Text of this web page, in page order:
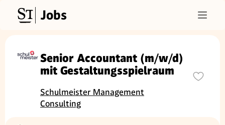
Jobs
Senior Accountant (m/w/d)
mit Gestaltungsspielraum
Schulmeister Management
Consulting